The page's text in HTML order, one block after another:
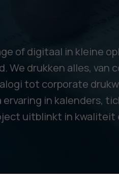
of digitaal in kleine
We drukken alles, van
tot corporate
in kalenders,
uitblinkt in kwaliteit